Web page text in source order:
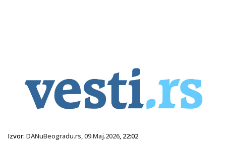
Izvor: DANuBeogradu.rs,09.Maj.2026, 22:02